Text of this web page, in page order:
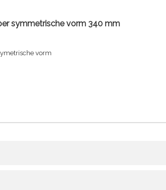
symmetrische vorm 340 mm
hout, symetrische vorm